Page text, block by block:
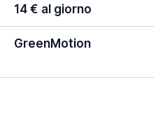
14 € al giorno
GreenMotion